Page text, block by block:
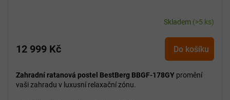
Skladem (>5 ks)
12 999 Kč Do košíku
Zahradní ratanová postel BestBerg BBGF-178GY promění
vaši zahradu v luxusní relaxační zónu.